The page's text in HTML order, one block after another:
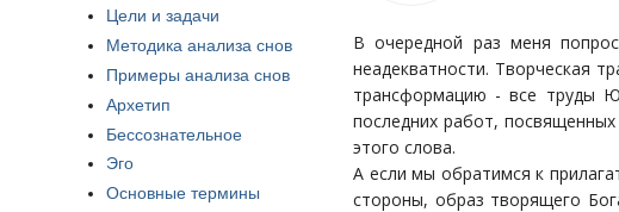
Цели и задачи
Методика анализа снов
Примеры анализа снов
Архетип
Бессознательное
Эго
Основные термины
В очередной раз меня
неадекватности. Творческая
трансформацию - все труды
последних работ,
этого слова.
А если мы обратимся к
стороны, образ творящего